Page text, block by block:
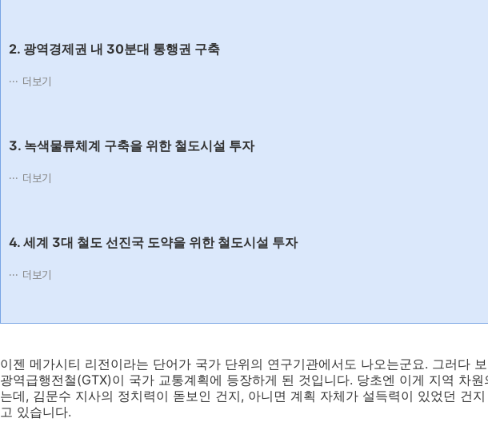
2. 광역경제권 내 30분대 통행권 구축
더보기
3. 녹색물류체계 구축을 위한 철도시설 투자
더보기
4. 세계 3대 철도 선진국 도약을 위한 철도시설 투자
더보기
이젠 메가시티 리전이라는 단어가 국가 단위의 연구기관에서도 나오는군요. 그러다
광역급행전철(GTX)이 국가 교통계획에 등장하게 된 것입니다. 당초엔 이게 지역 차
는데, 김문수 지사의 정치력이 돋보인 건지, 아니면 계획 자체가 설득력이 있었던 건
고 있습니다.